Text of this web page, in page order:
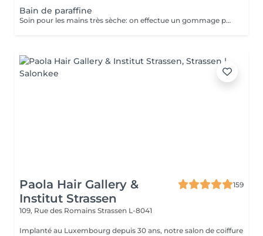
Bain de paraffine
Soin pour les mains très sèche: on effectue un gommage pour enlever les peaux mortes, on applique une crème très grasse et on trempe les mains dans la paraffine chaude pour faire pénétrer la crème en profondeur et redonner aux mains la douceur. Après un temps de pose nous terminons par un massage des mains pour faire pénétrer l'excédant de crème.
Paola Hair Gallery &
Institut Strassen
159
109, Rue des Romains Strassen L-8041
Implanté au Luxembourg depuis 30 ans, notre salon de coiffure